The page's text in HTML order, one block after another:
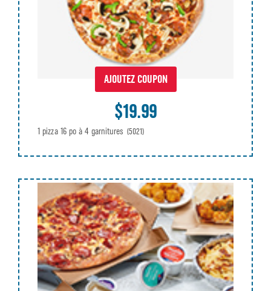
AJOUTEZ COUPON
$19.99
1 pizza 16 po à 4 garnitures (5021)